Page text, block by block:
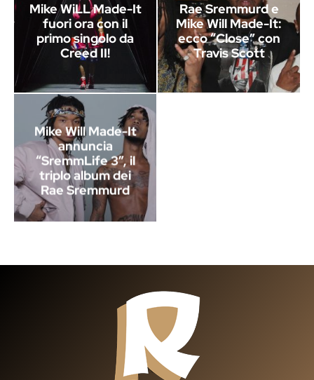
Mike WiLL Made-It
fuori ora con il
primo singolo da
Creed II!
Rae Sremmurd e
Mike Will Made-It:
ecco “Close” con
Travis Scott
Mike Will Made-It
annuncia
“SremmLife 3”, il
triplo album dei
Rae Sremmurd